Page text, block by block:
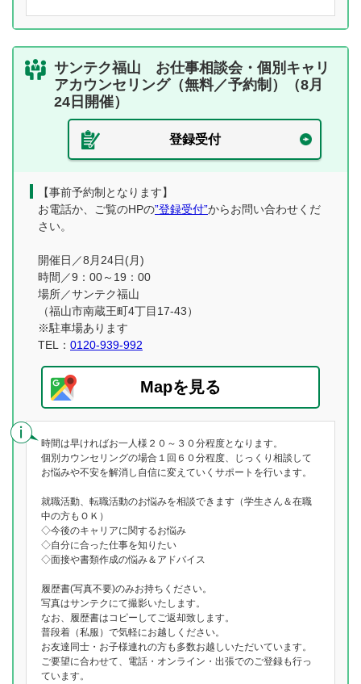
サンテク福山 お仕事相談会・個別キャリ
アカウンセリング（無料／予約制）（8月
24日開催）
登録受付
【事前予約制となります】
お電話か、ご覧のHPの”登録受付”からお問い合わせくだ
さい。
開催日／8月24日(月)
時間／9：00～19：00
場所／サンテク福山
（福山市南蔵王町4丁目17-43）
※駐車場あります
TEL： 0120-939-992
Mapを見る
時間は早ければお一人様２０～３０分程度となります。
個別カウンセリングの場合１回６０分程度、じっくり相談して
お悩みや不安を解消し自信に変えていくサポートを行います。
就職活動、転職活動のお悩みを相談できます（学生さん＆在職
中の方もＯＫ）
◇今後のキャリアに関するお悩み
◇自分に合った仕事を知りたい
◇面接や書類作成の悩み＆アドバイス
履歴書(写真不要)のみお持ちください。
写真はサンテクにて撮影いたします。
なお、履歴書はコピーしてご返却致します。
普段着（私服）で気軽にお越しください。
お友達同士・お子様連れの方も多数お越しいただいています。
ご要望に合わせて、電話・オンライン・出張でのご登録も行っ
ています。